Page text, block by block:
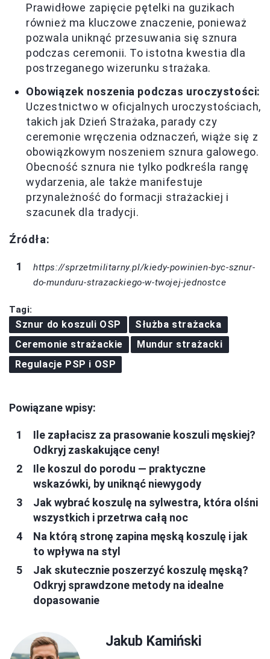
Prawidłowe zapięcie pętelki na guzikach
również ma kluczowe znaczenie, ponieważ
pozwala uniknąć przesuwania się sznura
podczas ceremonii. To istotna kwestia dla
postrzeganego wizerunku strażaka.
Obowiązek noszenia podczas uroczystości:
Uczestnictwo w oficjalnych uroczystościach,
takich jak Dzień Strażaka, parady czy
ceremonie wręczenia odznaczeń, wiąże się z
obowiązkowym noszeniem sznura galowego.
Obecność sznura nie tylko podkreśla rangę
wydarzenia, ale także manifestuje
przynależność do formacji strażackiej i
szacunek dla tradycji.
Źródła:
https://sprzetmilitarny.pl/kiedy-powinien-byc-sznur-
do-munduru-strazackiego-w-twojej-jednostce
Tagi:
Sznur do koszuli OSP
Służba strażacka
Ceremonie strażackie
Mundur strażacki
Regulacje PSP i OSP
Powiązane wpisy:
Ile zapłacisz za prasowanie koszuli męskiej?
Odkryj zaskakujące ceny!
Ile koszul do porodu — praktyczne
wskazówki, by uniknąć niewygody
Jak wybrać koszulę na sylwestra, która olśni
wszystkich i przetrwa całą noc
Na którą stronę zapina męską koszulę i jak
to wpływa na styl
Jak skutecznie poszerzyć koszulę męską?
Odkryj sprawdzone metody na idealne
dopasowanie
Jakub Kamiński